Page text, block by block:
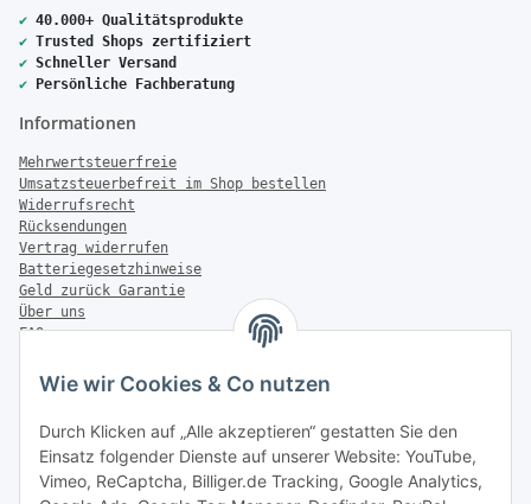
Wie wir Cookies & Co nutzen
Durch Klicken auf „Alle akzeptieren“ gestatten Sie den
Einsatz folgender Dienste auf unserer Website: YouTube,
Vimeo, ReCaptcha, Billiger.de Tracking, Google Analytics,
✔ 40.000+ Qualitätsprodukte
✔ Trusted Shops zertifiziert
✔ Schneller Versand
✔ Persönliche Fachberatung
Informationen
Mehrwertsteuerfreie
Umsatzsteuerbefreit im Shop bestellen
Widerrufsrecht
Rücksendungen
Vertrag widerrufen
Batteriegesetzhinweise
Geld zurück Garantie
Über uns
FAQ
Zahlung & Versand